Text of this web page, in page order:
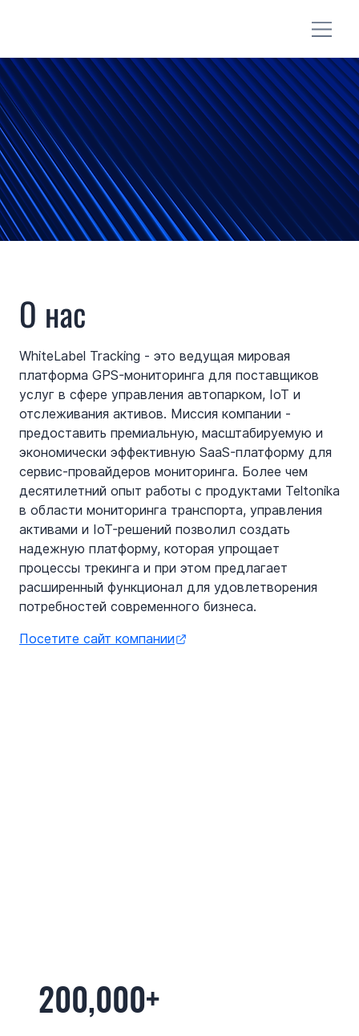
О нас
WhiteLabel Tracking - это ведущая мировая
платформа GPS-мониторинга для поставщиков
услуг в сфере управления автопарком, IoT и
отслеживания активов. Миссия компании -
предоставить премиальную, масштабируемую и
экономически эффективную SaaS-платформу для
сервис-провайдеров мониторинга. Более чем
десятилетний опыт работы с продуктами Teltonika
в области мониторинга транспорта, управления
активами и IoT-решений позволил создать
надежную платформу, которая упрощает
процессы трекинга и при этом предлагает
расширенный функционал для удовлетворения
потребностей современного бизнеса.
Посетите сайт компании
200,000+